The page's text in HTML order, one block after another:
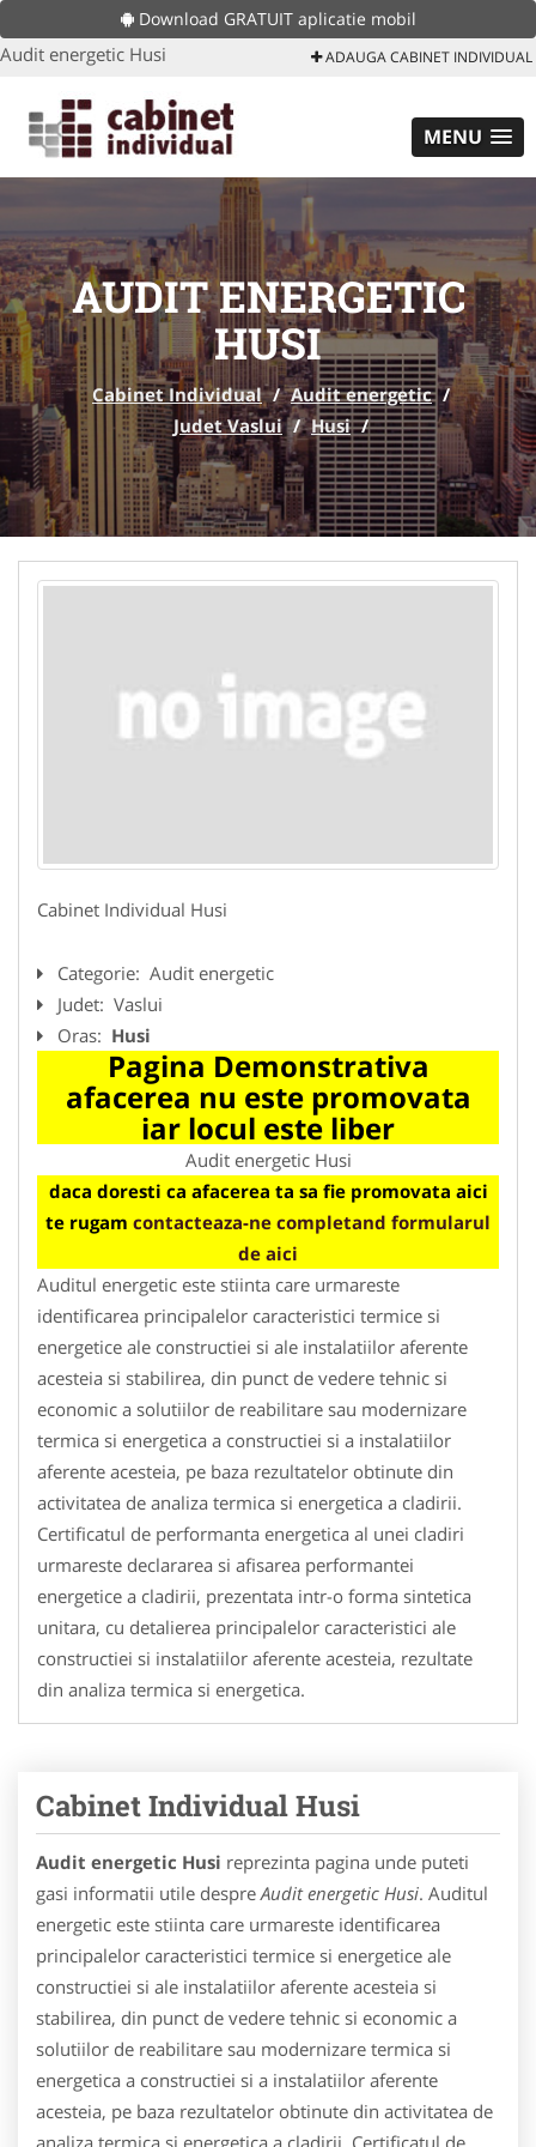
Download GRATUIT aplicatie mobil
Audit energetic Husi ADAUGA CABINET INDIVIDUAL
MENU
AUDIT ENERGETIC
HUSI
Cabinet Individual / Audit energetic /
Judet Vaslui / Husi /
Cabinet Individual Husi
Categorie: Audit energetic
Judet: Vaslui
Oras: Husi
Pagina Demonstrativa
afacerea nu este promovata
iar locul este liber
Audit energetic Husi
daca doresti ca afacerea ta sa fie promovata aici
te rugam contacteaza-ne completand formularul
de aici
Auditul energetic este stiinta care urmareste
identificarea principalelor caracteristici termice si
energetice ale constructiei si ale instalatiilor aferente
acesteia si stabilirea, din punct de vedere tehnic si
economic a solutiilor de reabilitare sau modernizare
termica si energetica a constructiei si a instalatiilor
aferente acesteia, pe baza rezultatelor obtinute din
activitatea de analiza termica si energetica a cladirii.
Certificatul de performanta energetica al unei cladiri
urmareste declararea si afisarea performantei
energetice a cladirii, prezentata intr-o forma sintetica
unitara, cu detalierea principalelor caracteristici ale
constructiei si instalatiilor aferente acesteia, rezultate
din analiza termica si energetica.
Cabinet Individual Husi
Audit energetic Husi reprezinta pagina unde puteti
gasi informatii utile despre Audit energetic Husi. Auditul
energetic este stiinta care urmareste identificarea
principalelor caracteristici termice si energetice ale
constructiei si ale instalatiilor aferente acesteia si
stabilirea, din punct de vedere tehnic si economic a
solutiilor de reabilitare sau modernizare termica si
energetica a constructiei si a instalatiilor aferente
acesteia, pe baza rezultatelor obtinute din activitatea de
analiza termica si energetica a cladirii. Certificatul de